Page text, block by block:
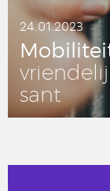
24.01.2023
sant